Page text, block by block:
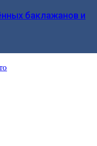
баклажанов и